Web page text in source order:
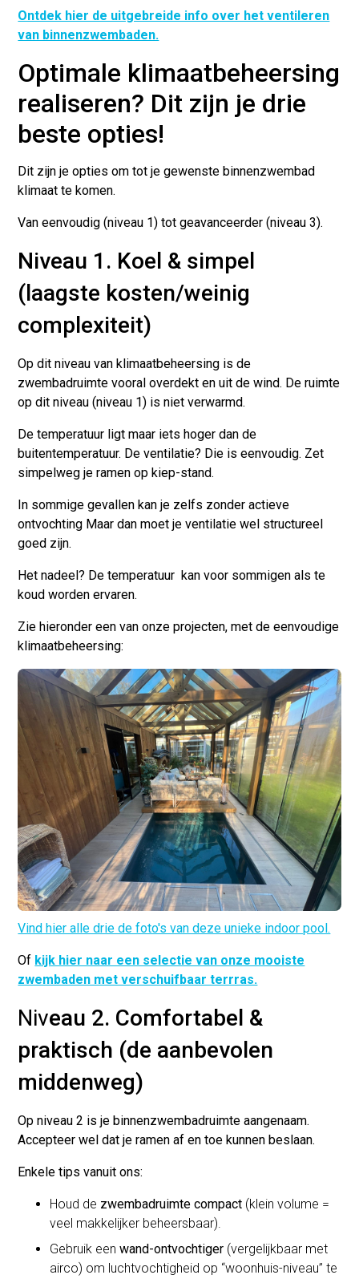
Ontdek hier de uitgebreide info over het ventileren
van binnenzwembaden.
Optimale klimaatbeheersing
realiseren? Dit zijn je drie
beste opties!
Dit zijn je opties om tot je gewenste binnenzwembad
klimaat te komen.
Van eenvoudig (niveau 1) tot geavanceerder (niveau 3).
Niveau 1. Koel & simpel
(laagste kosten/weinig
complexiteit)
Op dit niveau van klimaatbeheersing is de
zwembadruimte vooral overdekt en uit de wind. De ruimte
op dit niveau (niveau 1) is niet verwarmd.
De temperatuur ligt maar iets hoger dan de
buitentemperatuur. De ventilatie? Die is eenvoudig. Zet
simpelweg je ramen op kiep-stand.
In sommige gevallen kan je zelfs zonder actieve
ontvochting Maar dan moet je ventilatie wel structureel
goed zijn.
Het nadeel? De temperatuur kan voor sommigen als te
koud worden ervaren.
Zie hieronder een van onze projecten, met de eenvoudige
klimaatbeheersing:
Vind hier alle drie de foto's van deze unieke indoor pool.
Of kijk hier naar een selectie van onze mooiste
zwembaden met verschuifbaar terrras.
Niveau 2. Comfortabel &
praktisch (de aanbevolen
middenweg)
Op niveau 2 is je binnenzwembadruimte aangenaam.
Accepteer wel dat je ramen af en toe kunnen beslaan.
Enkele tips vanuit ons:
Houd de zwembadruimte compact (klein volume =
veel makkelijker beheersbaar).
Gebruik eenwand-ontvochtiger (vergelijkbaar met
airco) om luchtvochtigheid op “woonhuis-niveau” te